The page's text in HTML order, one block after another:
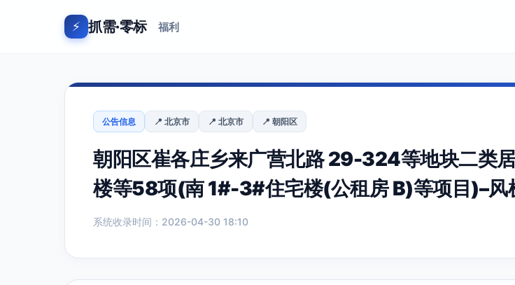
⚡ 抓需·零标 福利
公告信息 📍 北京市 📍 北京市 📍 朝阳区
朝阳区崔各庄乡来广营北路 29-324等地块二类
楼等58项(南 1#-3#住宅楼(公租房 B)等项目)–风
系统收录时间：2026-04-30 18:10